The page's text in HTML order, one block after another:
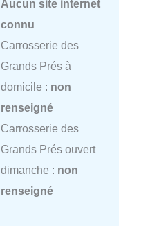
Aucun site internet
connu
Carrosserie des
Grands Prés à
domicile : non
renseigné
Carrosserie des
Grands Prés ouvert
dimanche : non
renseigné